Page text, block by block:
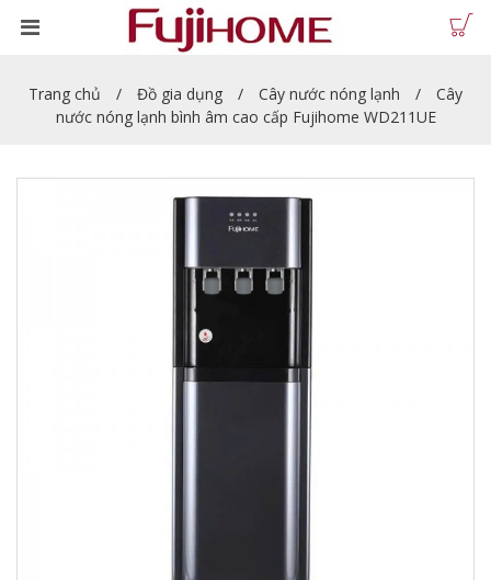
Trang chủ Đồ gia dụng Cây nước nóng lạnh
Cây
nước nóng lạnh bình âm cao cấp Fujihome WD211UE